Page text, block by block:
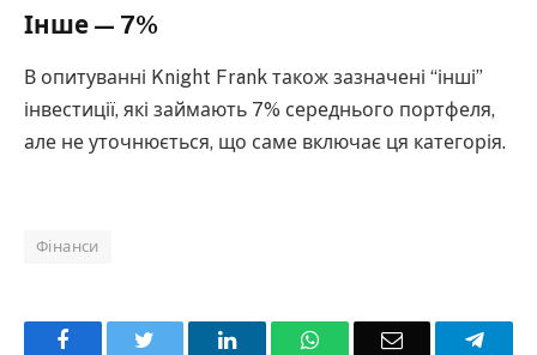
Інше — 7%
В опитуванні Knight Frank також зазначені “інші”
інвестиції, які займають 7% середнього портфеля,
але не уточнюється, що саме включає ця категорія.
Фінанси
Facebook LinkedInWhatsAppEmail